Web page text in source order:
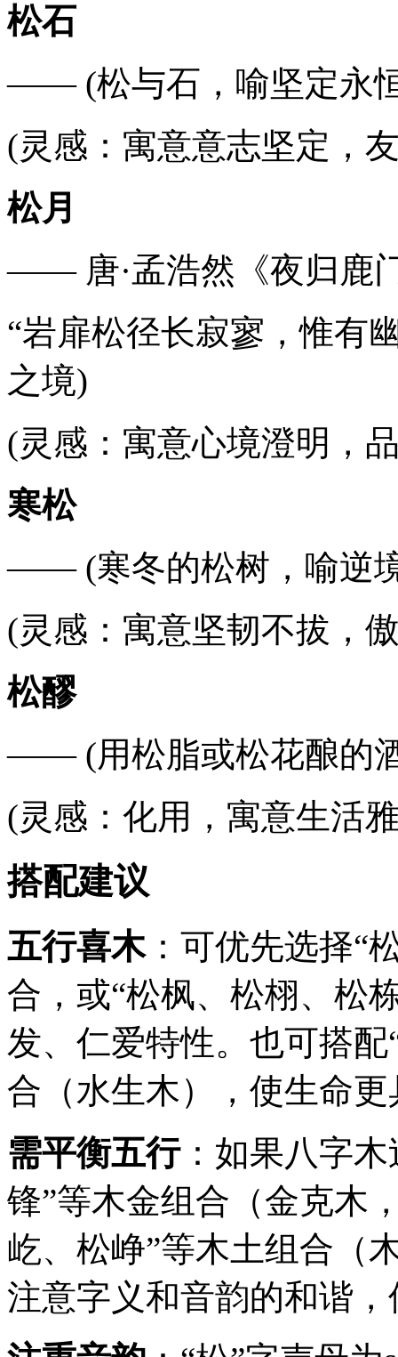
松石
—— (松与石，喻坚定永
(灵感：寓意意志坚定，
松月
—— 唐·孟浩然《夜归鹿
“岩扉松径长寂寥，惟有
之境)
(灵感：寓意心境澄明，
寒松
—— (寒冬的松树，喻逆
(灵感：寓意坚韧不拔，
松醪
—— (用松脂或松花酿的
(灵感：化用，寓意生活
搭配建议
五行喜木：可优先选择“
合，或“松枫、松栩、松
发、仁爱特性。也可搭
合（水生木），使生命
需平衡五行：如果八字
锋”等木金组合（金克木
屹、松峥”等木土组合（
注意字义和音韵的和谐